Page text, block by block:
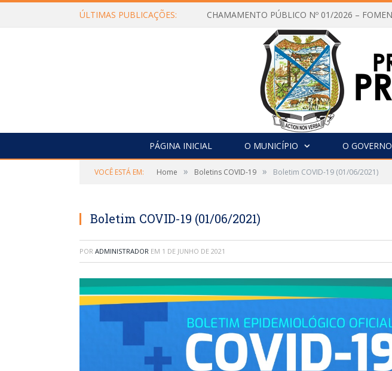
ÚLTIMAS PUBLICAÇÕES:
PÁGINA INICIAL O MUNICÍPIO O GOVERNO
VOCÊ ESTÁ EM: Home » Boletins COVID-19 » Boletim COVID-19 (01/06/2021)
Boletim COVID-19 (01/06/2021)
POR ADMINISTRADOR EM 1 DE JUNHO DE 2021